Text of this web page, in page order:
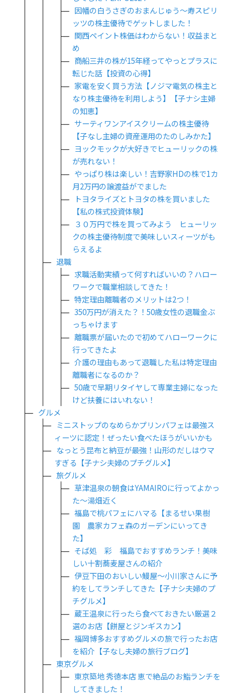
因幡の白うさぎのおまんじゅう～寿スピリ
ッツの株主優待でゲットしました！
関西ペイント株価はわからない！収益まと
め
商船三井の株が15年経ってやっとプラスに
転じた話【投資の心得】
家電を安く買う方法【ノジマ電気の株主と
なり株主優待を利用しよう】【子ナシ主婦
の知恵】
サーティワンアイスクリームの株主優待
【子なし主婦の資産運用のたのしみかた】
ヨックモックが大好きでヒューリックの株
が売れない！
やっぱり株は楽しい！吉野家HDの株で1カ
月2万円の譲渡益がでました
トヨタライズとトヨタの株を買いました
【私の株式投資体験】
３０万円で株を買ってみよう ヒューリッ
クの株主優待制度で美味しいスィーツがも
らえるよ
退職
求職活動実績って何すればいいの？ハロー
ワークで職業相談してきた！
特定理由離職者のメリットは2つ！
350万円が消えた？！50歳女性の退職金ぶ
っちゃけます
離職票が届いたので初めてハローワークに
行ってきたよ
介護の理由もあって退職した私は特定理由
離職者になるのか？
50歳で早期リタイヤして専業主婦になった
けど扶養にはいれない！
グルメ
ミニストップのなめらかプリンパフェは最強ス
ィーツに認定！ぜったい食べたほうがいいかも
なっとう昆布と納豆が最強！山形のだしはウマ
すぎる【子ナシ夫婦のプチグルメ】
旅グルメ
草津温泉の朝食はYAMAIROに行ってよかっ
た～湯畑近く
福島で桃パフェにハマる【まるせい果樹
園 農家カフェ森のガーデンにいってき
た】
そば処 彩 福島でおすすめランチ！美味
しい十割蕎麦屋さんの紹介
伊豆下田のおいしい鰻屋～小川家さんに予
約をしてランチしてきた【子ナシ夫婦のプ
チグルメ】
蔵王温泉に行ったら食べておきたい厳選２
選のお店【餅屋とジンギスカン】
福岡博多おすすめグルメの旅で行ったお店
を紹介【子なし夫婦の旅行ブログ】
東京グルメ
東京築地 秀徳本店 恵で絶品のお鮨ランチを
してきました！